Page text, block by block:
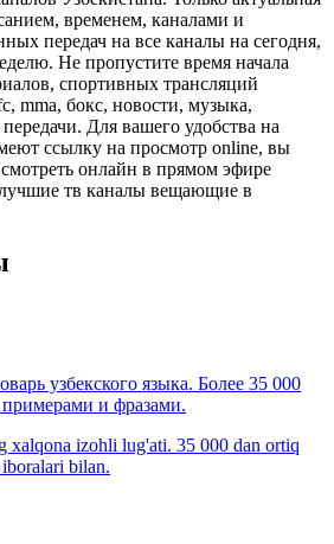
временем, каналами и
передач на все каналы на сегодня,
Не пропустите время начала
спортивных трансляций
mma, бокс, новости, музыка,
Для вашего удобства на
ссылку на просмотр online, вы
смотреть онлайн в прямом эфире
тв каналы вещающие в
узбекского языка. Более 35 000
и фразами.
izohli lug'ati. 35 000 dan ortiq
bilan.